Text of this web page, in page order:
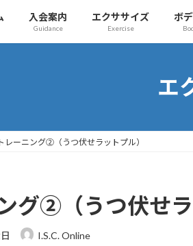
入会案内
Guidance
エクササイズ
Exercise
ボ
エ
レーニング②（うつ伏せラットプル）
グ②（うつ伏せラ
I.S.C. Online